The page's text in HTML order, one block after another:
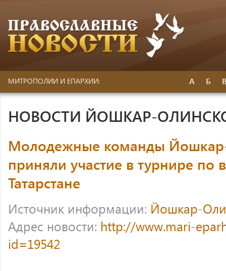
МИТРОПОЛИИ И ЕПАРХИИ: А Б
НОВОСТИ ЙОШКАР-
Молодежные команды
приняли участие в турнире по
Татарстане
Источник информации: Йошкар-
Адрес новости: http://www.mari-
id=19542